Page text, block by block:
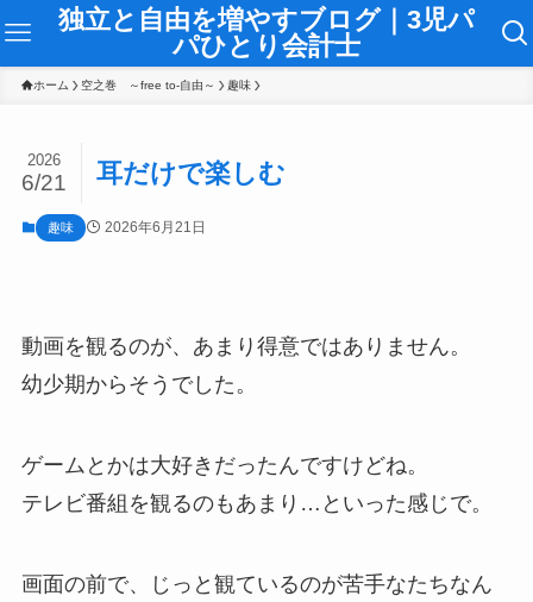
独立と自由を増やすブログ｜3児パ
パひとり会計士
ホーム 空之巻 ～free to-自由～ 趣味
耳だけで楽しむ
2026
6/21
趣味 2026年6月21日
動画を観るのが、あまり得意ではありません。
幼少期からそうでした。
ゲームとかは大好きだったんですけどね。
テレビ番組を観るのもあまり…といった感じで。
画面の前で、じっと観ているのが苦手なたちなん